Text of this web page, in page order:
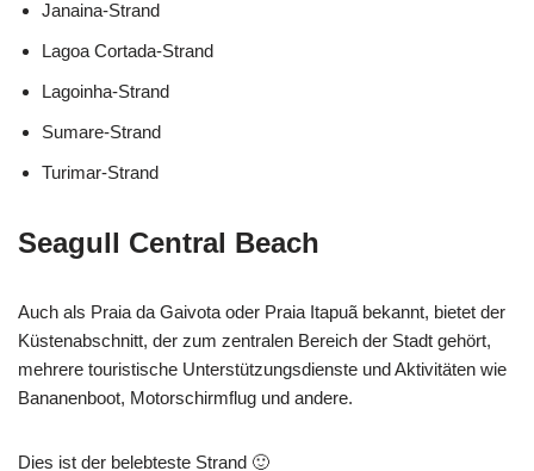
Janaina-Strand
Lagoa Cortada-Strand
Lagoinha-Strand
Sumare-Strand
Turimar-Strand
Seagull Central Beach
Auch als Praia da Gaivota oder Praia Itapuã bekannt, bietet der
Küstenabschnitt, der zum zentralen Bereich der Stadt gehört,
mehrere touristische Unterstützungsdienste und Aktivitäten wie
Bananenboot, Motorschirmflug und andere.
Dies ist der belebteste Strand 🙂